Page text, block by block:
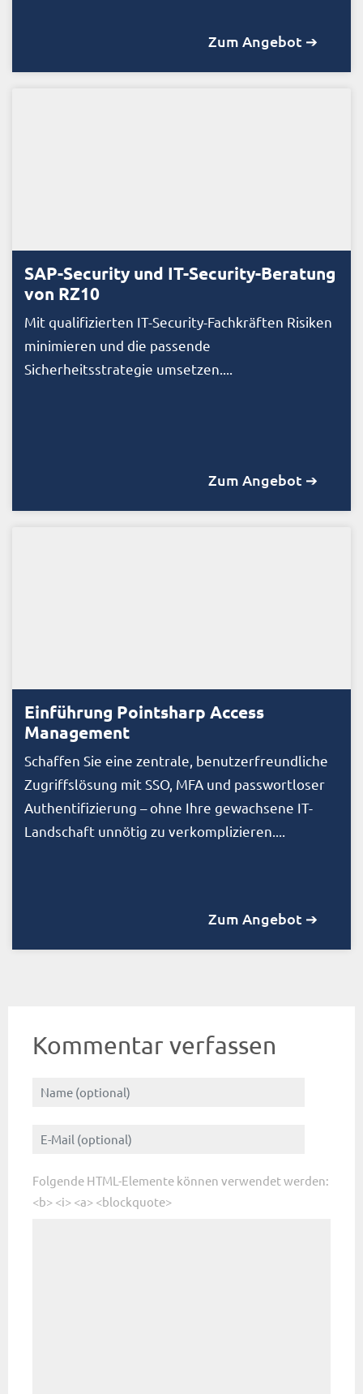
Zum Angebot ➔
SAP-Security und IT-Security-Beratung
von RZ10
Mit qualifizierten IT-Security-Fachkräften Risiken
minimieren und die passende
Sicherheitsstrategie umsetzen....
Zum Angebot ➔
Einführung Pointsharp Access
Management
Schaffen Sie eine zentrale, benutzerfreundliche
Zugriffslösung mit SSO, MFA und passwortloser
Authentifizierung – ohne Ihre gewachsene IT-
Landschaft unnötig zu verkomplizieren....
Zum Angebot ➔
Kommentar verfassen
Folgende HTML-Elemente können verwendet werden:
<b> <i> <a> <blockquote>